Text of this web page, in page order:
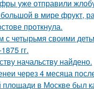
уже отправили
в мире фрукт,
проткнула.
четырьмя своими
гг.
начальству найдено.
через 4 месяца
в Москве был